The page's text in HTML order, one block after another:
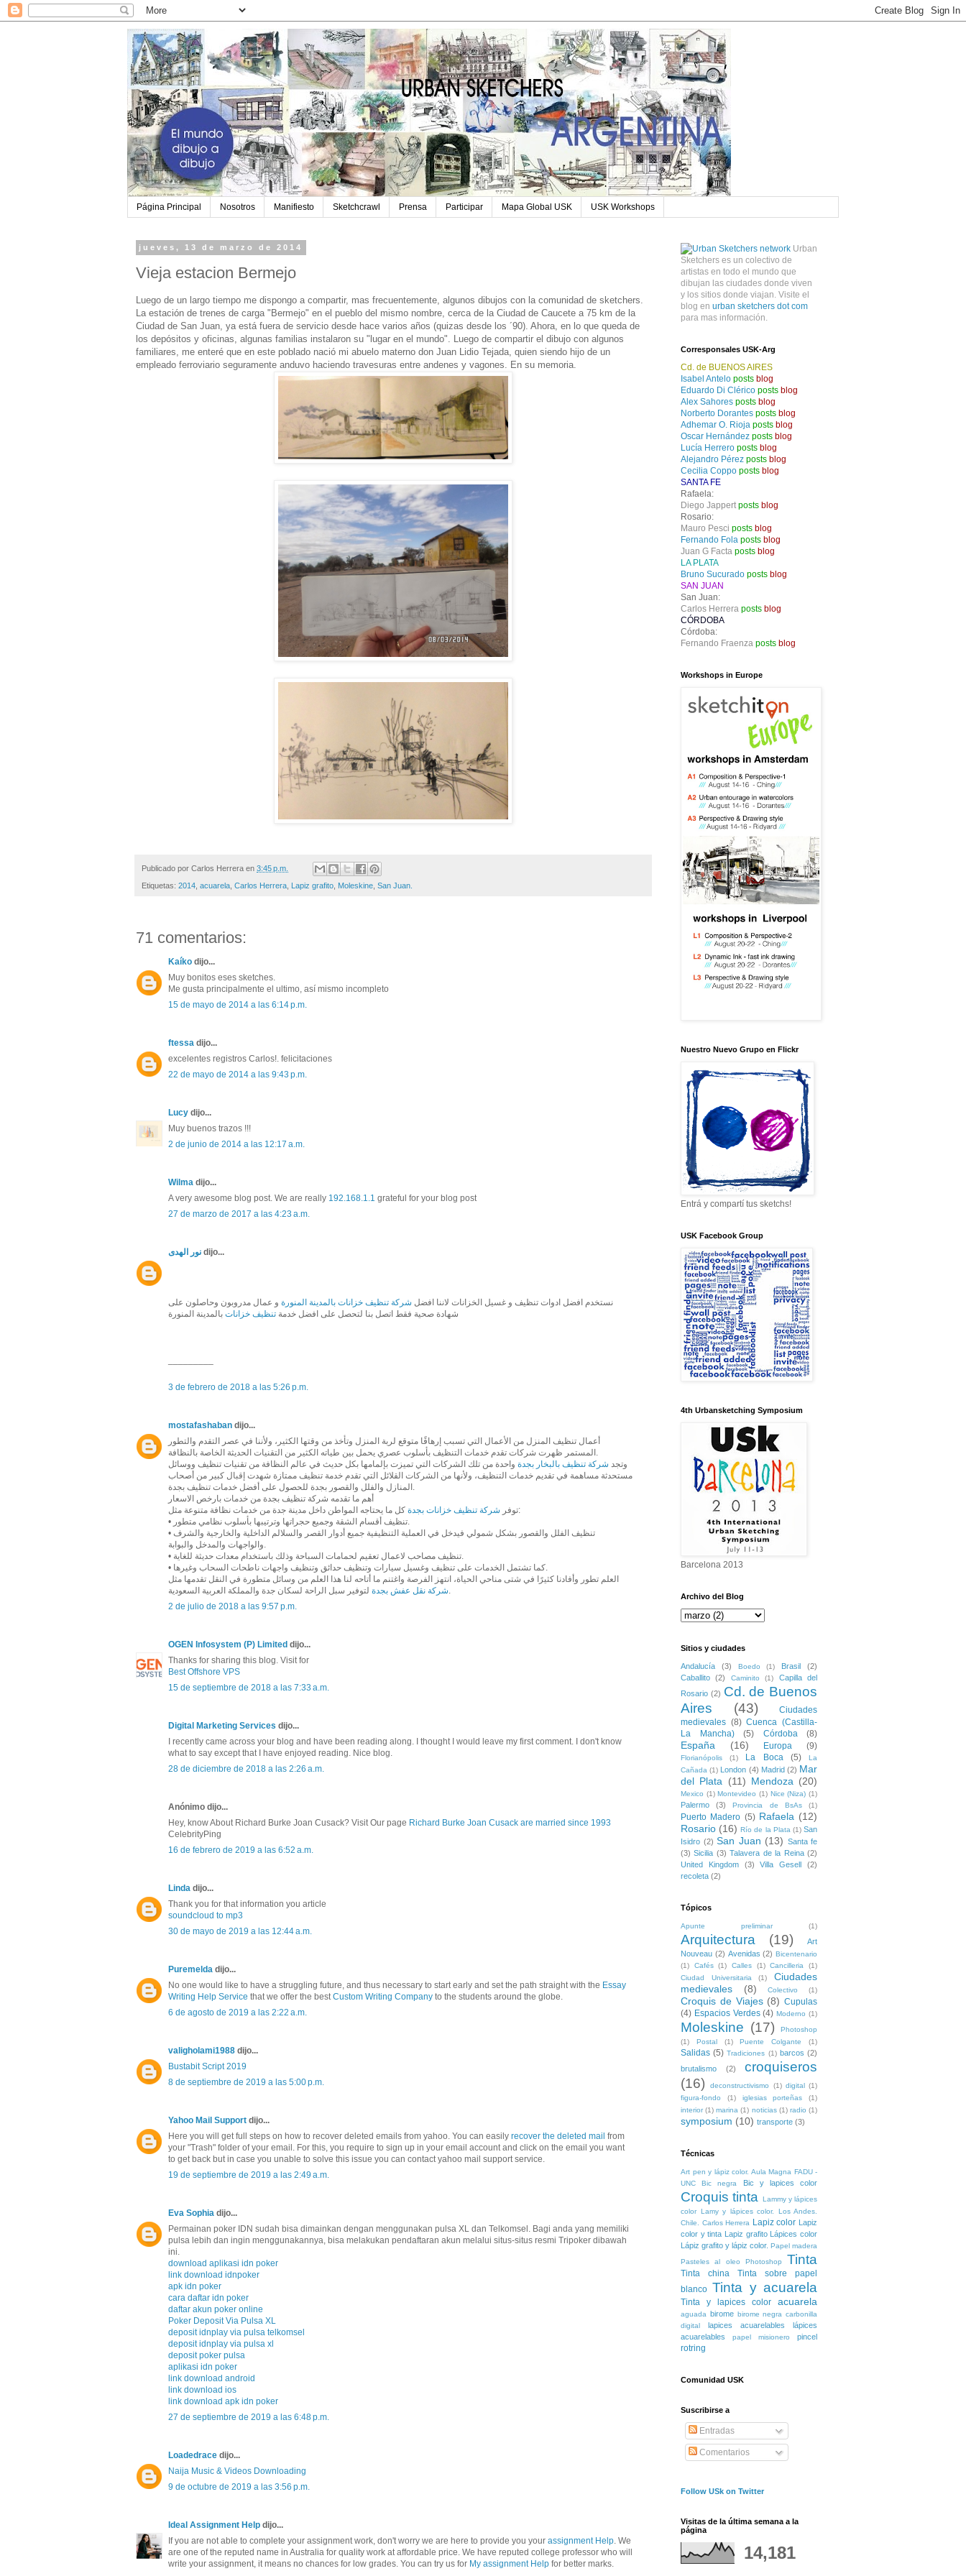
Página Principal Nosotros Manifiesto Sketchcrawl Prensa Participar Mapa Global USK USK Workshops
jueves, 13 de marzo de 2014
Vieja estacion Bermejo
Luego de un largo tiempo me dispongo a compartir, mas frecuentemente, algunos dibujos con la comunidad de sketchers.
La estación de trenes de carga "Bermejo" en el pueblo del mismo nombre, cerca de la Ciudad de Caucete a 75 km de la
Ciudad de San Juan, ya está fuera de servicio desde hace varios años (quizas desde los ´90). Ahora, en lo que queda de
los depósitos y oficinas, algunas familias instalaron su "lugar en el mundo". Luego de compartir el dibujo con algunos
familiares, me enteré que en este poblado nació mi abuelo materno don Juan Lidio Tejada, quien siendo hijo de un
empleado ferroviario seguramente anduvo haciendo travesuras entre andenes y vagones. En su memoria.
Publicado por Carlos Herrera en 3:45 p.m.
Etiquetas: 2014, acuarela, Carlos Herrera, Lapiz grafito, Moleskine, San Juan.
71 comentarios:
Kaíko dijo...
Muy bonitos eses sketches.
Me gusta principalmente el ultimo, así mismo incompleto
15 de mayo de 2014 a las 6:14 p.m.
ftessa dijo...
excelentes registros Carlos!. felicitaciones
22 de mayo de 2014 a las 9:43 p.m.
Lucy dijo...
Muy buenos trazos !!!
2 de junio de 2014 a las 12:17 a.m.
Wilma dijo...
A very awesome blog post. We are really 192.168.1.1 grateful for your blog post
27 de marzo de 2017 a las 4:23 a.m.
نور الهدى dijo...
نستخدم افضل ادوات تنظيف و غسيل الخزانات لاننا افضل شركة تنظيف خزانات بالمدينة المنورة و عمال مدروبون وحاصلون على
شهادة صحية فقط اتصل بنا لتحصل على افضل خدمة تنظيف خزانات بالمدينة المنورة
3 de febrero de 2018 a las 5:26 p.m.
mostafashaban dijo...
أعمال تنظيف المنزل من الأعمال التي تسبب إرهاقًا متوقع لربة المنزل وتأخذ من وقتها الكثير، ولأننا في عصر التقدم والتطور
المستمر ظهرت شركات تقدم خدمات التنظيف بأسلوب عصري يحمل بين طياته الكثير من التقنيات الحديثة الخاصة بالنظافة.
وتجد شركة تنظيف بالبخار بجدة واحدة من تلك الشركات التي تميزت بإلمامها بكل حديث في عالم النظافة من تقنيات تنظيف ووسائل
مستحدثة مساهمة في تقديم خدمات التنظيف، ولأنها من الشركات القلائل التي تقدم خدمة تنظيف ممتازة شهدت إقبال كبير من أصحاب
المنازل والفلل والقصور بجدة للحصول على أفضل خدمات تنظيف بجدة.
أهم ما تقدمه شركة تنظيف بجدة من خدمات بارخص الاسعار
توفر شركة تنظيف خزانات بجدة
كل ما يحتاجه المواطن داخل مدينة جدة من خدمات نظافة متنوعة مثل:
• تنظيف أقسام الشقة وجميع حجراتها وترتيبها بأسلوب نظامي متطور.
• تنظيف الفلل والقصور بشكل شمولي فيدخل في العملية التنظيفية جميع أدوار القصر والسلالم الداخلية والخارجية والشرف
والواجهات والمدخل والبوابة.
• تنظيف مصاحب لاعمال تعقيم لحمامات السباحة وذلك باستخدام معدات حديثة للغاية.
• كما تشتمل الخدمات على تنظيف وغسيل سيارات وتنظيف حدائق وتنظيف واجهات ناطحات السحاب وغيرها.
العلم تطور وأفادنا كثيرًا في شتى مناحي الحياة، انتهز الفرصة واغتنم ما أتاحه لنا هذا العلم من وسائل متطورة في النقل تقدمها مثل
شركة نقل عفش بجدةلتوفير سبل الراحة لسكان جدة والمملكة العربية السعودية.
2 de julio de 2018 a las 9:57 p.m.
OGEN Infosystem (P) Limited dijo...
Thanks for sharing this blog. Visit for
Best Offshore VPS
15 de septiembre de 2018 a las 7:33 a.m.
Digital Marketing Services dijo...
I recently came across your blog and have been reading along. I thought I would leave my first comment. I don't know
what to say except that I have enjoyed reading. Nice blog.
28 de diciembre de 2018 a las 2:26 a.m.
Anónimo dijo...
Hey, know About Richard Burke Joan Cusack? Visit Our page Richard Burke Joan Cusack are married since 1993
CelebrityPing
16 de febrero de 2019 a las 6:52 a.m.
Linda dijo...
Thank you for that information you article
soundcloud to mp3
30 de mayo de 2019 a las 12:44 a.m.
Puremelda dijo...
No one would like to have a struggling future, and thus necessary to start early and set the path straight with the Essay
Writing Help Service that we offer the bestCustom Writing Company to the students around the globe.
6 de agosto de 2019 a las 2:22 a.m.
valigholami1988 dijo...
Bustabit Script 2019
8 de septiembre de 2019 a las 5:00 p.m.
Yahoo Mail Support dijo...
Here you will get full steps on how to recover deleted emails from yahoo. You can easily recover the deleted mail from
your "Trash" folder of your email. For this, you require to sign up in your email account and click on the email you want
to get back but in case you unable to solve this issue you can contact yahoo mail support service.
19 de septiembre de 2019 a las 2:49 a.m.
Eva Sophia dijo...
Permainan poker IDN sudah bisa dimainkan dengan menggunakan pulsa XL dan Telkomsel. Bagi anda yang memiliki
pulsa lebih dan ingin menggunakannya, bisa melakukan pendaftaran akun melalui situs-situs resmi Tripoker dibawah
ini.
download aplikasi idn poker
link download idnpoker
apk idn poker
cara daftar idn poker
daftar akun poker online
Poker Deposit Via Pulsa XL
deposit idnplay via pulsa telkomsel
deposit idnplay via pulsa xl
deposit poker pulsa
aplikasi idn poker
link download android
link download ios
link download apk idn poker
27 de septiembre de 2019 a las 6:48 p.m.
Loadedrace dijo...
Naija Music & Videos Downloading
9 de octubre de 2019 a las 3:56 p.m.
Ideal Assignment Help dijo...
If you are not able to complete your assignment work, don't worry we are here to provide you your assignment Help. We
are one of the reputed name in Australia for quality work at affordable price. We have reputed college professor who will
write your assignment, it means no chances for low grades. You can try us for My assignment Help for better marks.
Urban
Sketchers es un colectivo de
artistas en todo el mundo que
dibujan las ciudades donde viven
y los sitios donde viajan. Visite el
blog en urban sketchers dot com
para mas información.
Corresponsales USK-Arg
Cd. de BUENOS AIRES
Isabel Antelo posts blog
Eduardo Di Clérico posts blog
Alex Sahores posts blog
Norberto Dorantes posts blog
Adhemar O. Rioja posts blog
Oscar Hernández posts blog
Lucía Herrero posts blog
Alejandro Pérez posts blog
Cecilia Coppo posts blog
SANTA FE
Rafaela:
Diego Jappert posts blog
Rosario:
Mauro Pesci posts blog
Fernando Fola posts blog
Juan G Facta posts blog
LA PLATA
Bruno Sucurado posts blog
SAN JUAN
San Juan:
Carlos Herrera posts blog
CÓRDOBA
Córdoba:
Fernando Fraenza posts blog
Workshops in Europe
Nuestro Nuevo Grupo en Flickr
Entrá y compartí tus sketchs!
USK Facebook Group
4th Urbansketching Symposium
Barcelona 2013
Archivo del Blog
Sitios y ciudades
Andalucía (3) Boedo (1) Brasil
(2)
Caballito
(2) Caminito (1)
Capilla del
Rosario (2) Cd. de Buenos
Aires
(43)
Ciudades
medievales (8) Cuenca (Castilla-
La Mancha)
(5) Córdoba (8)
España (16) Europa (9)
Florianópolis (1) La Boca (5)
La
Cañada (1) London (4) Madrid (2) Mar
del Plata (11) Mendoza (20)
Mexico (1) Montevideo (1) Nice (Niza) (1)
Palermo (3) Provincia de BsAs (1)
Puerto Madero (5) Rafaela (12)
Rosario (16) Río de la Plata (1) San
Isidro (2) San Juan (13) Santa fe
(3) Sicilia (3) Talavera de la Reina (2)
United Kingdom
(3) Villa Gesell
(2)
recoleta (2)
Tópicos
Apunte preliminar (1)
Arquitectura (19)
Art
Nouveau (2) Avenidas (2) Bicentenario
(1)
Cafés (1) Calles (1) Cancilleria
(1)
Ciudad Universitaria
(1)
Ciudades
medievales
(8) Colectivo (1)
Croquis de Viajes (8) Cupulas
(4) Espacios Verdes (4) Moderno (1)
Moleskine (17)
Photoshop
(1)
Postal (1) Puente Colgante (1)
Salidas (5) Tradiciones (1) barcos (2)
brutalismo
(2)
croquiseros
(16)
deconstructivismo (1) digital
(1)
figura-fondo
(1) iglesias porteñas
(1)
interior (1) marina (1) noticias (1) radio (1)
symposium (10) transporte (3)
Técnicas
Art pen y lápiz color. Aula Magna FADU -
UNC
Bic negra Bic y lapices color
Croquis tinta
Lammy y lápices
color
Lamy y lápices color. Los Andes.
Chile. Carlos Herrera Lapiz color
Lapiz
color y tinta
Lapiz grafito
Lápices color
Lápiz grafito y lápiz color. Papel madera
Pasteles al oleo
Photoshop Tinta
Tinta china
Tinta sobre papel
blanco Tinta y acuarela
Tinta y lapices color acuarela
aguada birome birome negra carbonilla
digital
lapices acuarelables
lápices
acuarelables
papel misionero pincel
rotring
Comunidad USK
Suscribirse a
Entradas
Comentarios
Follow USk on Twitter
Visitas de la última semana a la
página
14,181